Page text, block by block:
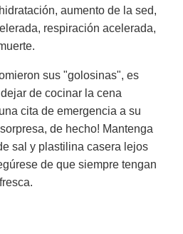
aumento de la sed,
respiración acelerada,
sus "golosinas", es
de cocinar la cena
cita de emergencia a su
de hecho! Mantenga
sal y plastilina casera lejos
de que siempre tengan